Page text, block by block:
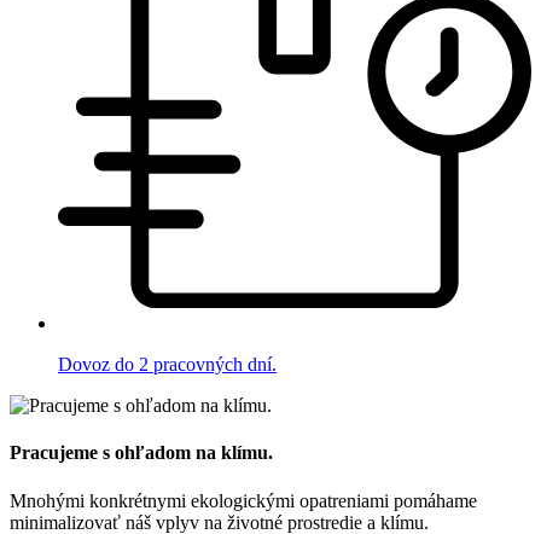
Dovoz do 2 pracovných dní.
Pracujeme s ohľadom na klímu.
Mnohými konkrétnymi ekologickými opatreniami pomáhame
minimalizovať náš vplyv na životné prostredie a klímu.